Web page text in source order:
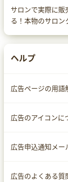
サロンで実際に販
る！本物のサロン
ヘルプ
広告ページの用語
広告のアイコンに
広告申込通知メー
広告のよくある質